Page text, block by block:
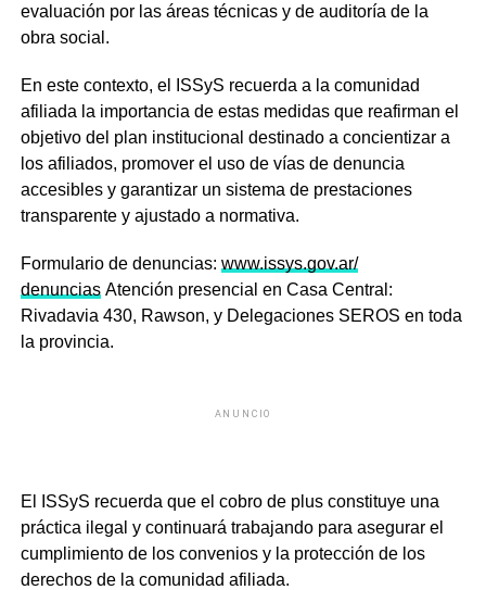
evaluación por las áreas técnicas y de auditoría de la
obra social.
En este contexto, el ISSyS recuerda a la comunidad
afiliada la importancia de estas medidas que reafirman el
objetivo del plan institucional destinado a concientizar a
los afiliados, promover el uso de vías de denuncia
accesibles y garantizar un sistema de prestaciones
transparente y ajustado a normativa.
Formulario de denuncias: www.issys.gov.ar/
denunciasAtención presencial en Casa Central:
Rivadavia 430, Rawson, y Delegaciones SEROS en toda
la provincia.
ANUNCIO
El ISSyS recuerda que el cobro de plus constituye una
práctica ilegal y continuará trabajando para asegurar el
cumplimiento de los convenios y la protección de los
derechos de la comunidad afiliada.